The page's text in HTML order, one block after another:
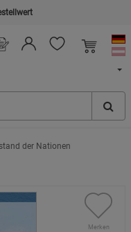
der Nationen
Merken